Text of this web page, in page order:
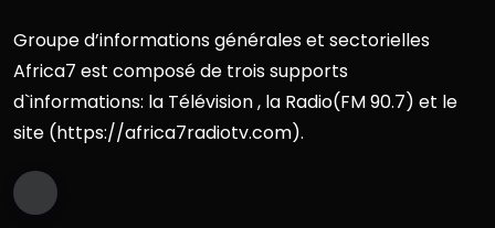
Groupe d’informations générales et sectorielles
Africa7 est composé de trois supports
d`informations: la Télévision , la Radio(FM 90.7) et le
site (https://africa7radiotv.com).